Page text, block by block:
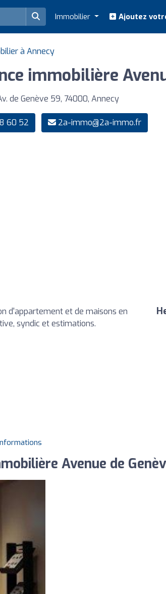
Immobilier Ajoutez
à Annecy
immobilière
de Genève 59, 74000, Annecy
60 52 2a-immo@2a-immo.fr
d'appartement et de maisons en
syndic et estimations.
Avenue de